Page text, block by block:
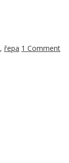
, řepa 1 Comment